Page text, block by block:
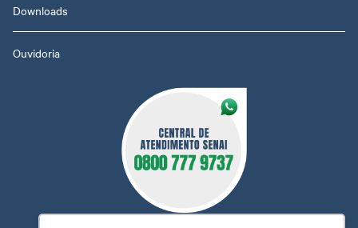
Downloads
Ouvidoria